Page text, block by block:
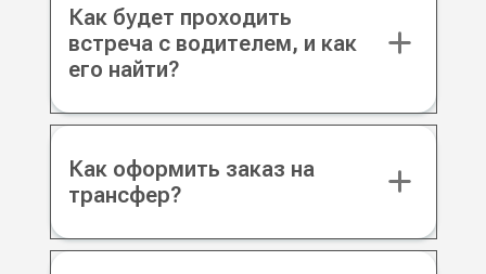
Как будет проходить
встреча с водителем, и как
его найти?
Как оформить заказ на
трансфер?